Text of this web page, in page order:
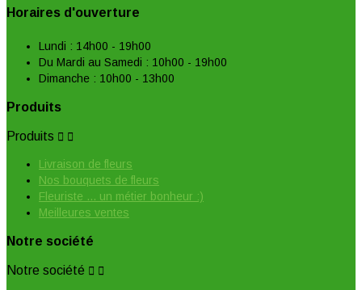
Horaires d'ouverture
Lundi : 14h00 - 19h00
Du Mardi au Samedi : 10h00 - 19h00
Dimanche : 10h00 - 13h00
Produits
Produits  
Livraison de fleurs
Nos bouquets de fleurs
Fleuriste ... un métier bonheur :)
Meilleures ventes
Notre société
Notre société  